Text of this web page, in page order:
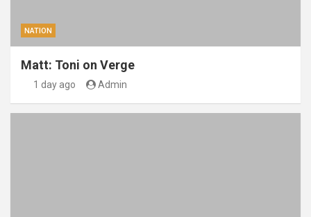
NATION
Matt: Toni on Verge
1 day ago Admin